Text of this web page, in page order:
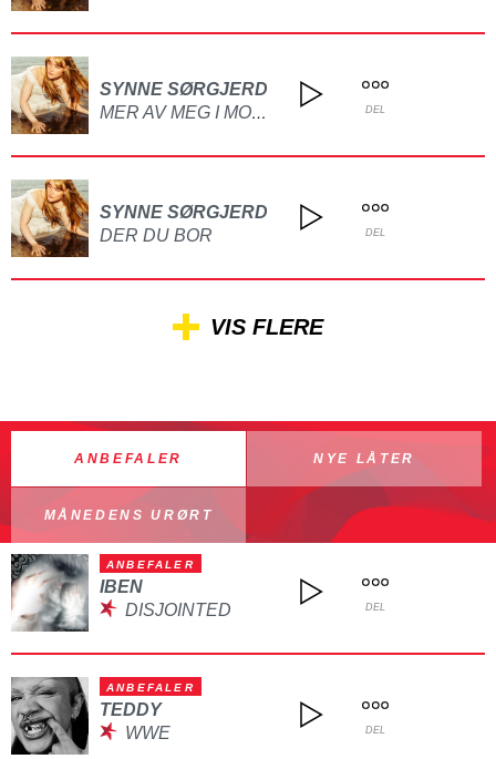
SYNNE SØRGJERD
MER AV MEG I MONITOR DEL
SYNNE SØRGJERD
DER DU BOR
DEL
VIS FLERE
ANBEFALER NYE LÅTER
MÅNEDENS URØRT
ANBEFALER
IBEN
DISJOINTED
DEL
ANBEFALER
TEDDY
WWE
DEL